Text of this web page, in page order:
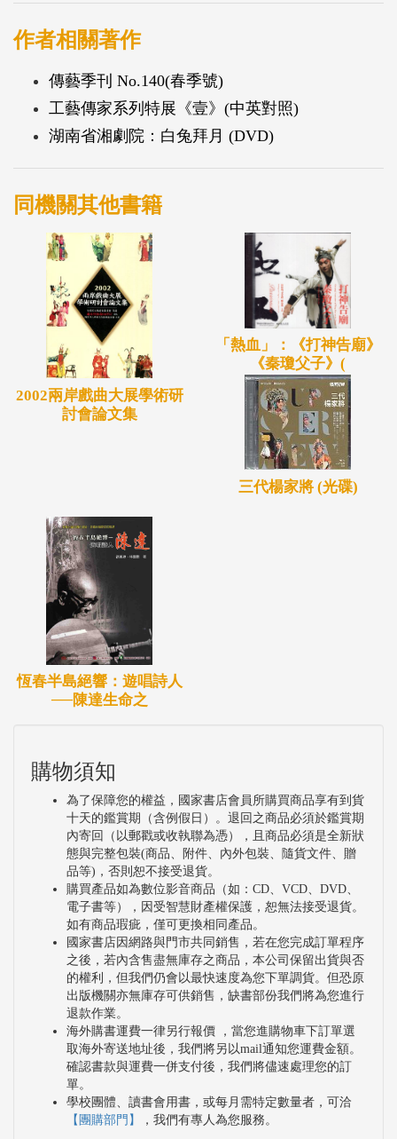
作者相關著作
傳藝季刊 No.140(春季號)
工藝傳家系列特展《壹》(中英對照)
湖南省湘劇院：白兔拜月 (DVD)
同機關其他書籍
2002兩岸戲曲大展學術研
討會論文集
「熱血」：《打神告廟》
《秦瓊父子》(
三代楊家將 (光碟)
恆春半島絕響：遊唱詩人
──陳達生命之
購物須知
為了保障您的權益，國家書店會員所購買商品享有到貨
十天的鑑賞期（含例假日）。退回之商品必須於鑑賞期
內寄回（以郵戳或收執聯為憑），且商品必須是全新狀
態與完整包裝(商品、附件、內外包裝、隨貨文件、贈
品等)，否則恕不接受退貨。
購買產品如為數位影音商品（如：CD、VCD、DVD、
電子書等），因受智慧財產權保護，恕無法接受退貨。
如有商品瑕疵，僅可更換相同產品。
國家書店因網路與門市共同銷售，若在您完成訂單程序
之後，若內含售盡無庫存之商品，本公司保留出貨與否
的權利，但我們仍會以最快速度為您下單調貨。但恐原
出版機關亦無庫存可供銷售，缺書部份我們將為您進行
退款作業。
海外購書運費一律另行報價 ，當您進購物車下訂單選
取海外寄送地址後，我們將另以mail通知您運費金額。
確認書款與運費一併支付後，我們將儘速處理您的訂
單。
學校團體、讀書會用書，或每月需特定數量者，可洽
【團購部門】
，我們有專人為您服務。